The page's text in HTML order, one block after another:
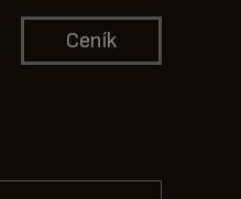
Ceník